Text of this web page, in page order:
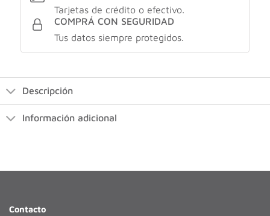
Tarjetas de crédito o efectivo.
COMPRÁ CON SEGURIDAD
Tus datos siempre protegidos.
Descripción
Información adicional
Contacto